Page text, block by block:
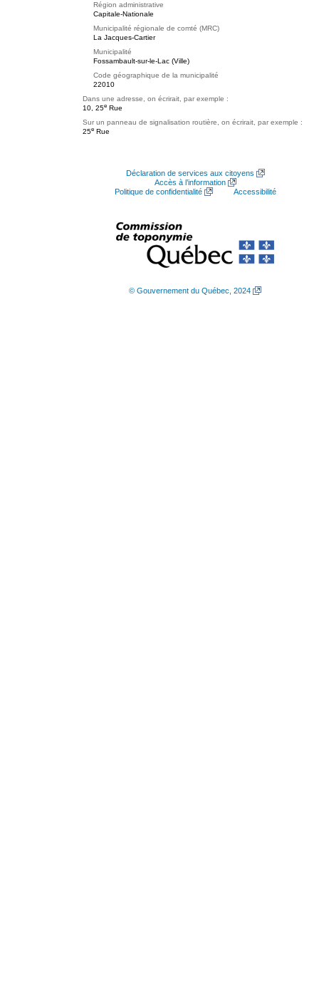
Région administrative
Capitale-Nationale
Municipalité régionale de comté (MRC)
La Jacques-Cartier
Municipalité
Fossambault-sur-le-Lac (Ville)
Code géographique de la municipalité
22010
Dans une adresse, on écrirait, par exemple :
10, 25e Rue
Sur un panneau de signalisation routière, on écrirait, par exemple :
25e Rue
Déclaration de services aux citoyens
Accès à l’information
Politique de confidentialité
Accessibilité
© Gouvernement du Québec, 2024